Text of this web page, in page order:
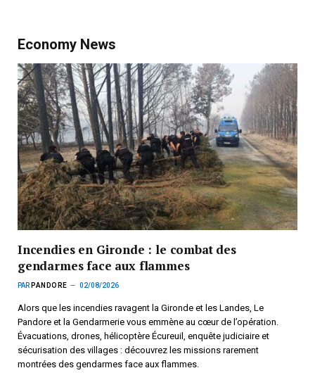
Economy News
Incendies en Gironde : le combat des
gendarmes face aux flammes
PAR PANDORE 02/08/2026
Alors que les incendies ravagent la Gironde et les Landes, Le
Pandore et la Gendarmerie vous emmène au cœur de l’opération.
Évacuations, drones, hélicoptère Écureuil, enquête judiciaire et
sécurisation des villages : découvrez les missions rarement
montrées des gendarmes face aux flammes.